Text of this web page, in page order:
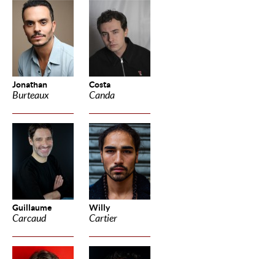
Jonathan
Burteaux
Costa
Canda
Guillaume
Carcaud
Willy
Cartier